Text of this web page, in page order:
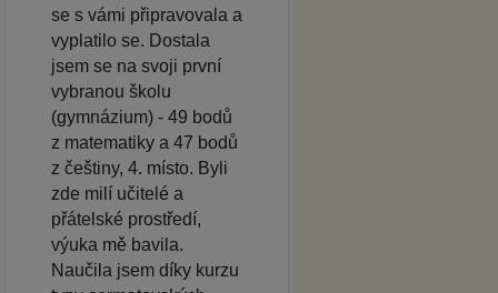
se s vámi připravovala a
vyplatilo se. Dostala
jsem se na svoji první
vybranou školu
(gymnázium) - 49 bodů
z matematiky a 47 bodů
z češtiny, 4. místo. Byli
zde milí učitelé a
přátelské prostředí,
výuka mě bavila.
Naučila jsem díky kurzu